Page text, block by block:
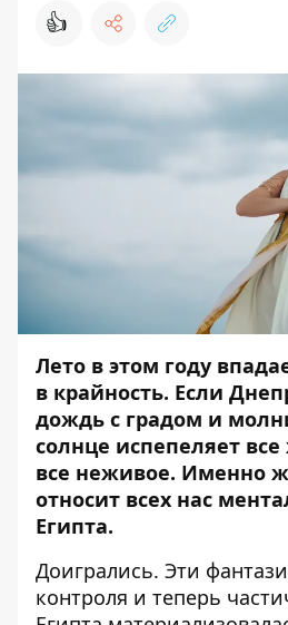
👍
Лето в этом году
в крайность. Если
дождь с градом и
солнце испепеляет
все неживое. Именно
относит всех нас
Египта.
Доигрались. Эти
контроля и теперь